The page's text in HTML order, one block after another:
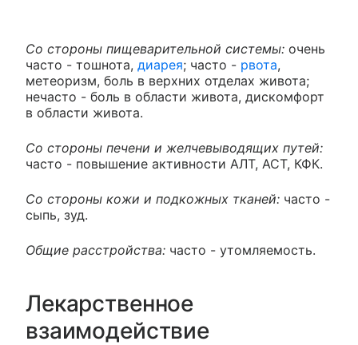
Со стороны пищеварительной системы: очень
часто - тошнота, диарея; часто - рвота,
метеоризм, боль в верхних отделах живота;
нечасто - боль в области живота, дискомфорт
в области живота.
Со стороны печени и желчевыводящих путей:
часто - повышение активности АЛТ, АСТ, КФК.
Со стороны кожи и подкожных тканей: часто -
сыпь, зуд.
Общие расстройства: часто - утомляемость.
Лекарственное
взаимодействие